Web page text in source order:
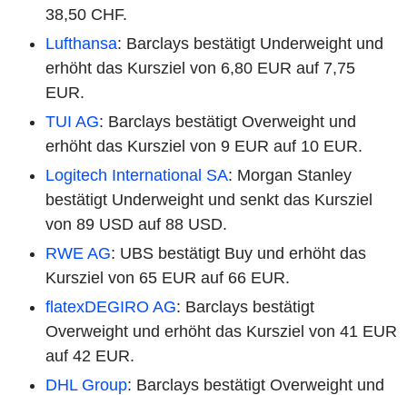
38,50 CHF.
Lufthansa: Barclays bestätigt Underweight und
erhöht das Kursziel von 6,80 EUR auf 7,75
EUR.
TUI AG: Barclays bestätigt Overweight und
erhöht das Kursziel von 9 EUR auf 10 EUR.
Logitech International SA: Morgan Stanley
bestätigt Underweight und senkt das Kursziel
von 89 USD auf 88 USD.
RWE AG: UBS bestätigt Buy und erhöht das
Kursziel von 65 EUR auf 66 EUR.
flatexDEGIRO AG: Barclays bestätigt
Overweight und erhöht das Kursziel von 41 EUR
auf 42 EUR.
DHL Group: Barclays bestätigt Overweight und